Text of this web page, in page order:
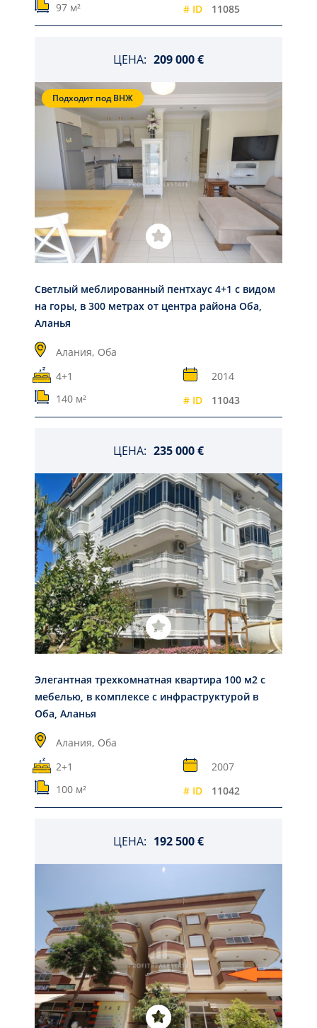
97 м²
# ID 11085
ЦЕНА: 209 000 €
Подходит под ВНЖ
Светлый меблированный пентхаус 4+1 с видом
на горы, в 300 метрах от центра района Оба,
Аланья
Алания, Оба
4+1
2014
140 м²
# ID 11043
ЦЕНА: 235 000 €
Элегантная трехкомнатная квартира 100 м2 с
мебелью, в комплексе с инфраструктурой в
Оба, Аланья
Алания, Оба
2+1
2007
100 м²
# ID 11042
ЦЕНА: 192 500 €